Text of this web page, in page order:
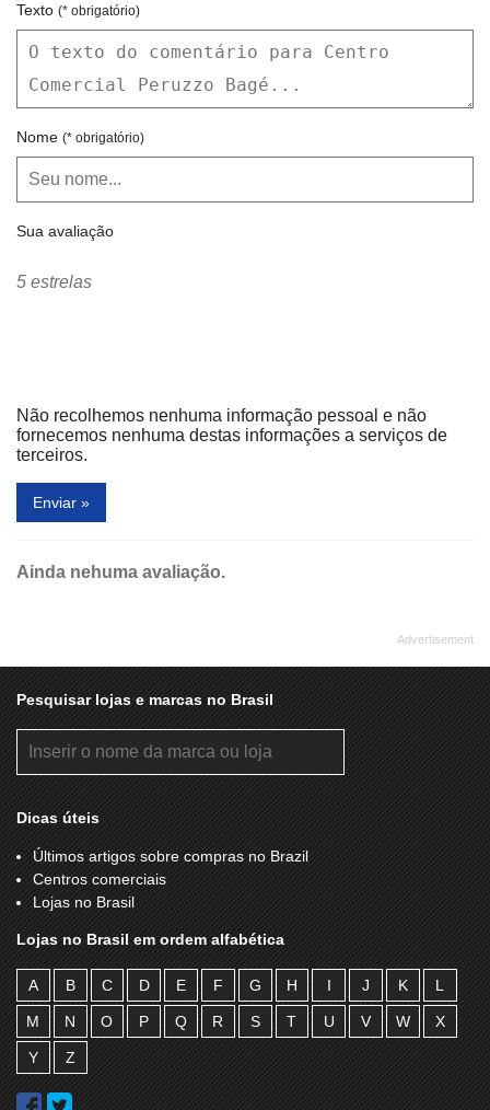
Texto (* obrigatório)
Nome (* obrigatório)
Sua avaliação
5 estrelas
Não recolhemos nenhuma informação pessoal e não
fornecemos nenhuma destas informações a serviços de
terceiros.
Enviar »
Ainda nehuma avaliação.
Pesquisar lojas e marcas no Brasil
Dicas úteis
Últimos artigos sobre compras no Brazil
Centros comerciais
Lojas no Brasil
Lojas no Brasil em ordem alfabética
A B C D E F G H I J K L
M N O P Q R S T U V W X
Y Z